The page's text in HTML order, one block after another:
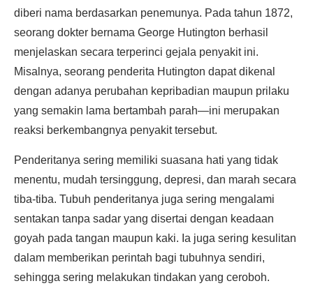
diberi nama berdasarkan penemunya. Pada tahun 1872,
seorang dokter bernama George Hutington berhasil
menjelaskan secara terperinci gejala penyakit ini.
Misalnya, seorang penderita Hutington dapat dikenal
dengan adanya perubahan kepribadian maupun prilaku
yang semakin lama bertambah parah—ini merupakan
reaksi berkembangnya penyakit tersebut.
Penderitanya sering memiliki suasana hati yang tidak
menentu, mudah tersinggung, depresi, dan marah secara
tiba-tiba. Tubuh penderitanya juga sering mengalami
sentakan tanpa sadar yang disertai dengan keadaan
goyah pada tangan maupun kaki. Ia juga sering kesulitan
dalam memberikan perintah bagi tubuhnya sendiri,
sehingga sering melakukan tindakan yang ceroboh.